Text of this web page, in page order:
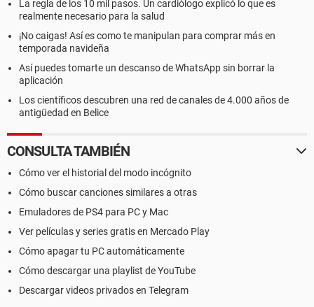
La regla de los 10 mil pasos. Un cardiólogo explicó lo que es
realmente necesario para la salud
¡No caigas! Así es como te manipulan para comprar más en
temporada navideña
Así puedes tomarte un descanso de WhatsApp sin borrar la
aplicación
Los científicos descubren una red de canales de 4.000 años de
antigüedad en Belice
CONSULTA TAMBIÉN
Cómo ver el historial del modo incógnito
Cómo buscar canciones similares a otras
Emuladores de PS4 para PC y Mac
Ver películas y series gratis en Mercado Play
Cómo apagar tu PC automáticamente
Cómo descargar una playlist de YouTube
Descargar videos privados en Telegram